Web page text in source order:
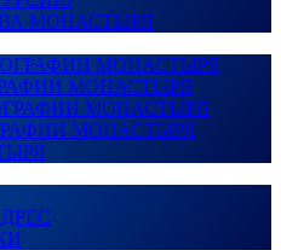
МОНАСТЫРЯ
МОНАСТЫРЯ
МОНАСТЫРЯ
МОНАСТЫРЯ
МОНАСТЫРЯ